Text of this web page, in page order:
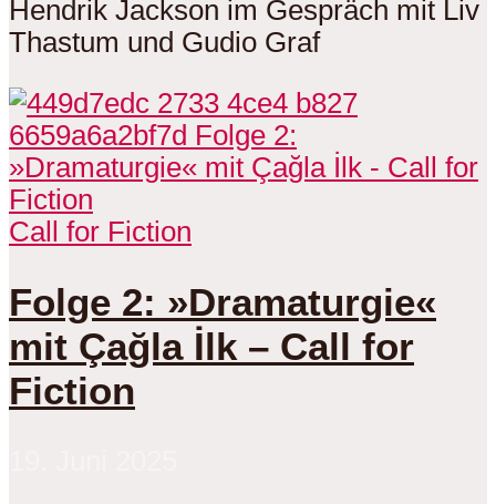
Hendrik Jackson im Gespräch mit Liv
Thastum und Gudio Graf
Call for Fiction
Folge 2: »Dramaturgie«
mit Çağla İlk – Call for
Fiction